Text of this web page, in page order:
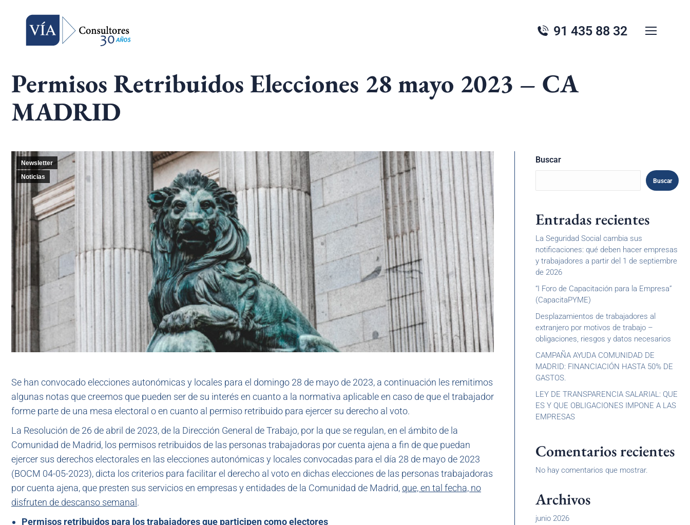
91 435 88 32
Permisos Retribuidos Elecciones 28 mayo 2023 – CA
MADRID
Newsletter
Noticias
Se han convocado elecciones autonómicas y locales para el domingo 28 de mayo de 2023, a continuación les remitimos
algunas notas que creemos que pueden ser de su interés en cuanto a la normativa aplicable en caso de que el trabajador
forme parte de una mesa electoral o en cuanto al permiso retribuido para ejercer su derecho al voto.
La Resolución de 26 de abril de 2023, de la Dirección General de Trabajo, por la que se regulan, en el ámbito de la
Comunidad de Madrid, los permisos retribuidos de las personas trabajadoras por cuenta ajena a fin de que puedan
ejercer sus derechos electorales en las elecciones autonómicas y locales convocadas para el día 28 de mayo de 2023
(BOCM 04-05-2023), dicta los criterios para facilitar el derecho al voto en dichas elecciones de las personas trabajadoras
por cuenta ajena, que presten sus servicios en empresas y entidades de la Comunidad de Madrid, que, en tal fecha, no
disfruten de descanso semanal.
Permisos retribuidos para los trabajadores que participen como electores
Buscar
Buscar
Entradas recientes
La Seguridad Social cambia sus
notificaciones: qué deben hacer empresas
y trabajadores a partir del 1 de septiembre
de 2026
“I Foro de Capacitación para la Empresa”
(CapacitaPYME)
Desplazamientos de trabajadores al
extranjero por motivos de trabajo –
obligaciones, riesgos y datos necesarios
CAMPAÑA AYUDA COMUNIDAD DE
MADRID: FINANCIACIÓN HASTA 50% DE
GASTOS.
LEY DE TRANSPARENCIA SALARIAL: QUE
ES Y QUE OBLIGACIONES IMPONE A LAS
EMPRESAS
Comentarios recientes
No hay comentarios que mostrar.
Archivos
junio 2026